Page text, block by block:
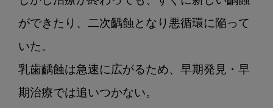
ができたり、二次齲蝕となり悪循環に陥って
いた。
乳歯齲蝕は急速に広がるため、早期発見・早
期治療では追いつかない。